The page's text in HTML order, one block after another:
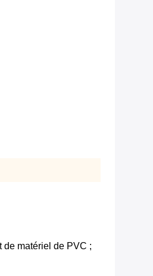
matériel de PVC ;